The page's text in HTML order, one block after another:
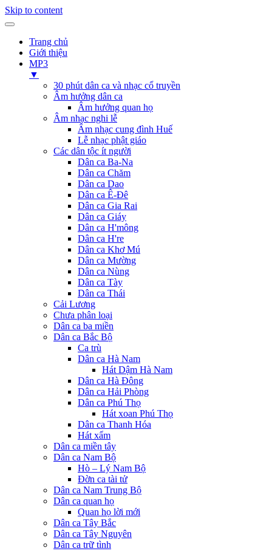
Skip to content
Trang chủ
Giới thiệu
MP3
▼
30 phút dân ca và nhạc cổ truyền
Âm hưởng dân ca
Âm hưởng quan họ
Âm nhạc nghi lễ
Âm nhạc cung đình Huế
Lễ nhạc phật giáo
Các dân tộc ít người
Dân ca Ba-Na
Dân ca Chăm
Dân ca Dao
Dân ca Ê-Đê
Dân ca Gia Rai
Dân ca Giáy
Dân ca H'mông
Dân ca H're
Dân ca Khơ Mú
Dân ca Mường
Dân ca Nùng
Dân ca Tày
Dân ca Thái
Cải Lương
Chưa phân loại
Dân ca ba miền
Dân ca Bắc Bộ
Ca trù
Dân ca Hà Nam
Hát Dậm Hà Nam
Dân ca Hà Đông
Dân ca Hải Phòng
Dân ca Phú Thọ
Hát xoan Phú Thọ
Dân ca Thanh Hóa
Hát xẩm
Dân ca miền tây
Dân ca Nam Bộ
Hò – Lý Nam Bộ
Đờn ca tài tử
Dân ca Nam Trung Bộ
Dân ca quan họ
Quan họ lời mới
Dân ca Tây Bắc
Dân ca Tây Nguyên
Dân ca trữ tình